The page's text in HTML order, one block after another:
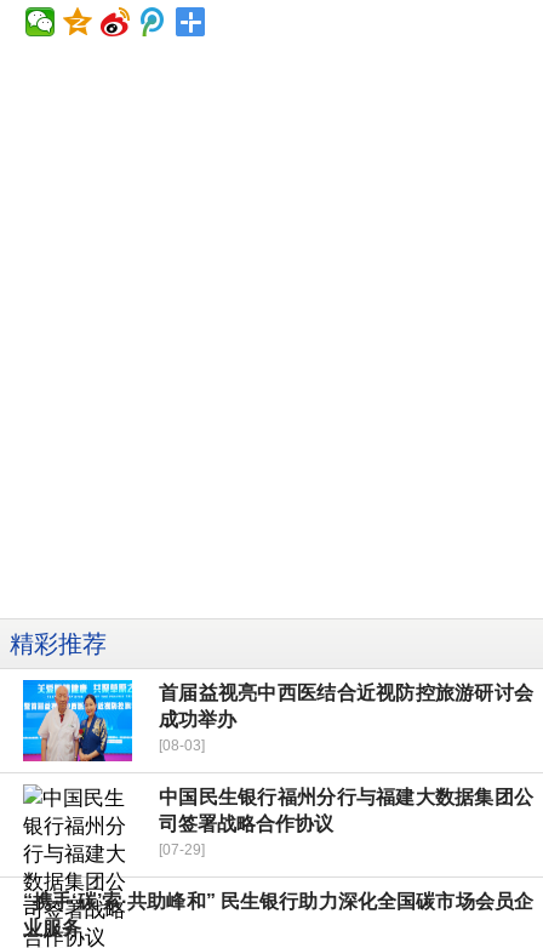
精彩推荐
首届益视亮中西医结合近视防控旅游研讨会
成功举办
[08-03]
中国民生银行福州分行与福建大数据集团公
司签署战略合作协议
[07-29]
“携手‘碳’索·共助峰和” 民生银行助力深化全国碳市场会员企
业服务